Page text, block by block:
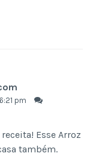
pm
Esse Arroz
também.